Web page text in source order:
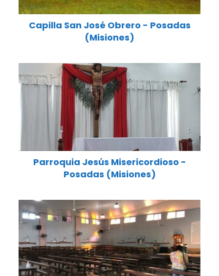
Capilla San José Obrero - Posadas
(Misiones)
Parroquia Jesús Misericordioso -
Posadas (Misiones)